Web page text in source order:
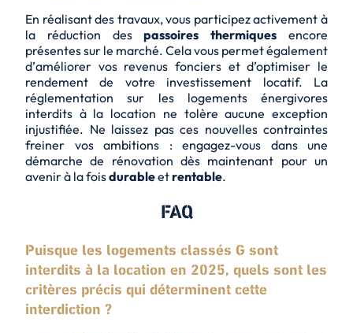
En réalisant des travaux, vous participez activement à
la réduction despassoires thermiques encore
présentes sur le marché. Cela vous permet également
d’améliorer vos revenus fonciers et d’optimiser le
rendement de votre investissement locatif. La
réglementation sur les logements énergivores
interdits à la location ne tolère aucune exception
injustifiée. Ne laissez pas ces nouvelles contraintes
freiner vos ambitions : engagez-vous dans une
démarche de rénovation dès maintenant pour un
avenir à la foisdurableetrentable.
FAQ
Puisque les logements classés G sont
interdits à la location en 2025, quels sont les
critères précis qui déterminent cette
interdiction ?